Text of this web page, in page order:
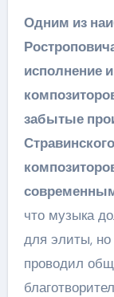
Одним из
исполнение
забытые
что музыка
для элиты,
проводил